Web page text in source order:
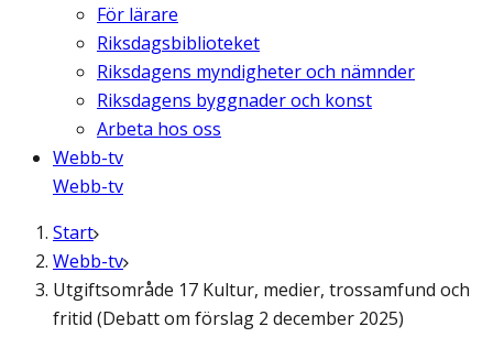
För lärare
Riksdagsbiblioteket
Riksdagens myndigheter och nämnder
Riksdagens byggnader och konst
Arbeta hos oss
Webb-tv
Webb-tv
Start
Webb-tv
Utgiftsområde 17 Kultur, medier, trossamfund och
fritid (Debatt om förslag 2 december 2025)